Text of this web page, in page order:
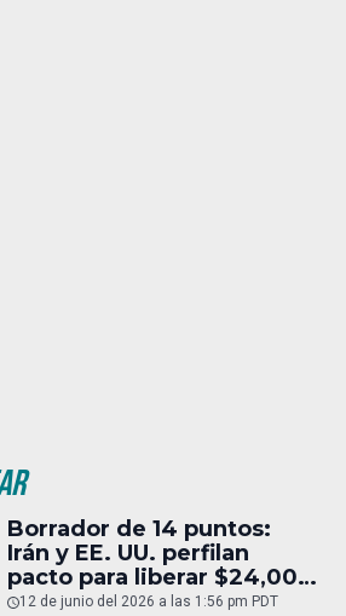
Borrador de 14 puntos:
Irán y EE. UU. perfilan
pacto para liberar $24,000
MDD
12 de junio del 2026 a las 1:56 pm PDT